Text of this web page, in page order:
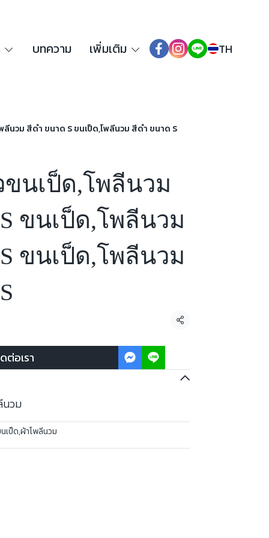
บทความ เพิ่มเติม TH
ลีนวม สีดำ ขนาด S ขนเป็ด,โพลีนวม สีดำ ขนาด S
ขนเป็ด,โพลีนวม
ขนเป็ด,โพลีนวม
ขนเป็ด,โพลีนวม
แชร์
ต่อเรา
นวม
เป็ด,ผ้าโพลีนวม